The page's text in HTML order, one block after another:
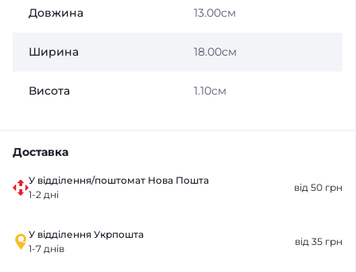
Довжина 13.00см
Ширина 18.00см
Висота 1.10см
Доставка
У відділення/поштомат Нова Пошта
1-2 дні
від 50 грн
У відділення Укрпошта
1-7 днів
від 35 грн